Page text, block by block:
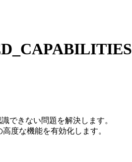
できない問題を解決します。
度な機能を有効化します。